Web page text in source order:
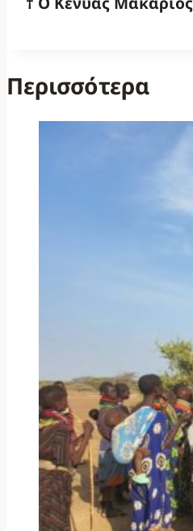
Περισσότερα